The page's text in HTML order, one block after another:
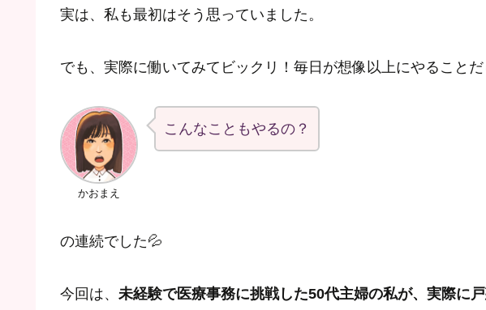
実は、私も最初はそう思っていました。
でも、実際に働いてみてビックリ！毎日が想像以上にやることだ
かおまえ
こんなこともやるの？
の連続でした💦
今回は、 未経験で医療事務に挑戦した50代主婦の私が、実際に